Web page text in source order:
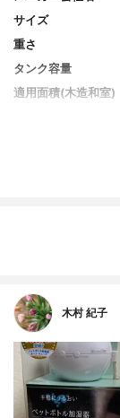
サイズ
重さ
タンク容量
適用面積(木造和室)
木村 紀子